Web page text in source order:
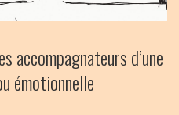
accompagnateurs d’une
émotionnelle